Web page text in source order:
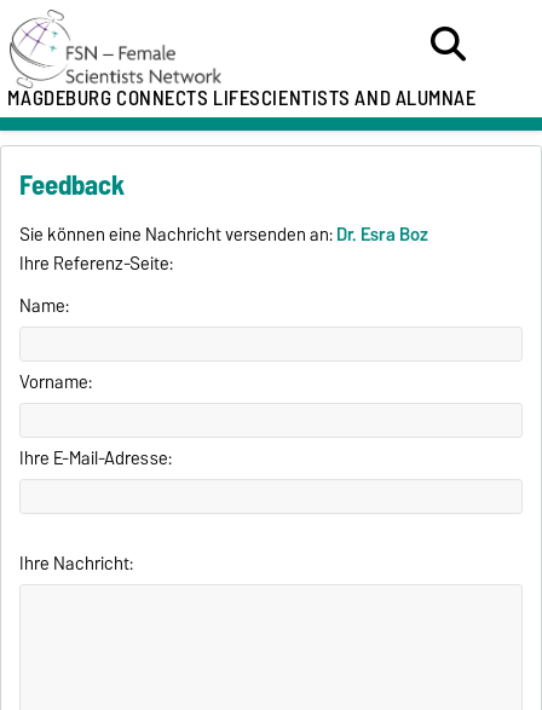
MAGDEBURG CONNECTS LIFESCIENTISTS AND ALUMNAE
Feedback
Sie können eine Nachricht versenden an:Dr. Esra Boz
Ihre Referenz-Seite:
Name:
Vorname:
Ihre E-Mail-Adresse:
Ihre Nachricht: